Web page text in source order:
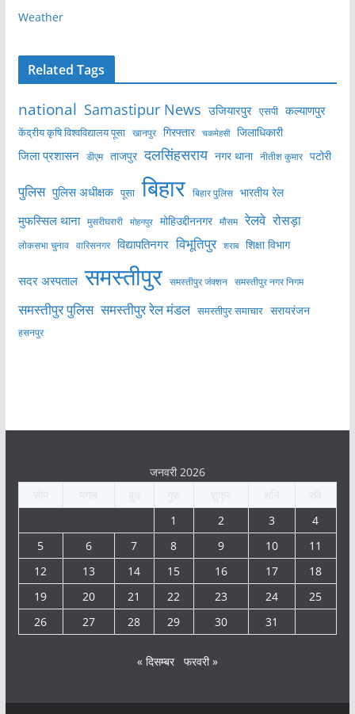
Weather
Related Tags
national Samastipur News उजियारपुर एसपी कल्याणपुर
केंद्रीय कृषि विश्वविद्यालय पूसा खानपुर गिरफ्तार चकमेहसी जिलाधिकारी
जिला प्रशासन डीएम ताजपुर दलसिंहसराय नगर थाना नीतीश कुमार पटोरी
पुलिस पुलिस अधीक्षक पूसा बिहार बिहार पुलिस भारतीय रेल
मुफस्सिल थाना मुसरीघरारी मोहनपुर मोहिउद्दीननगर मौसम रेलवे रोसड़ा
लोकसभा चुनाव वारिसनगर विद्यापतिनगर विभूतिपुर शराब शिक्षा विभाग
सदर अस्पताल समस्तीपुर समस्तीपुर जंक्शन समस्तीपुर नगर निगम
समस्तीपुर पुलिस समस्तीपुर रेल मंडल समस्तीपुर समाचार सरायरंजन
हसनपुर
जनवरी 2026
1
2 3
4
5
6 7 8 9 10
11
12
13 14 15 16 17
18
19
20 21 22 23 24
25
26
27 28 29 30 31
« दिसम्बर फरवरी »